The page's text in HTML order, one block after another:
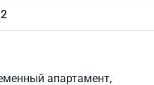
2
апартамент,